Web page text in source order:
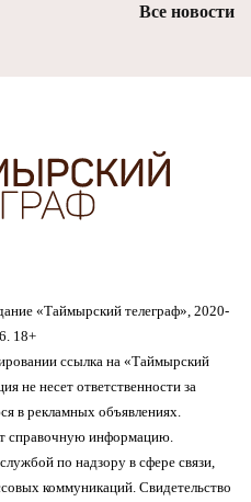
Все новости
«Таймырский телеграф», 2020-
18+
ссылка на «Таймырский
не несет ответственности за
в рекламных объявлениях.
справочную информацию.
по надзору в сфере связи,
коммуникаций. Свидетельство